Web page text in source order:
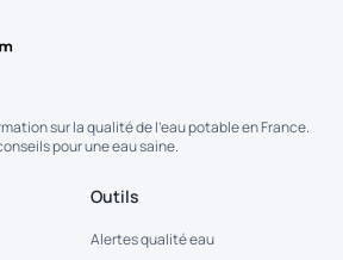
sur la qualité de l'eau potable en France.
pour une eau saine.
Outils
Alertes qualité eau